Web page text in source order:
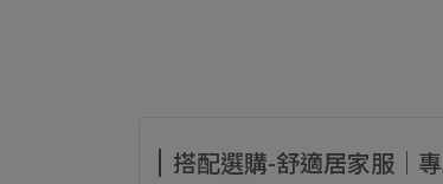
搭配選購-舒適居家服｜